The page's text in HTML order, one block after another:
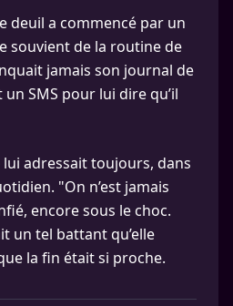
deuil a commencé par un
souvient de la routine de
jamais son journal de
SMS pour lui dire qu’il
adressait toujours, dans
"On n’est jamais
encore sous le choc.
un tel battant qu’elle
la fin était si proche.